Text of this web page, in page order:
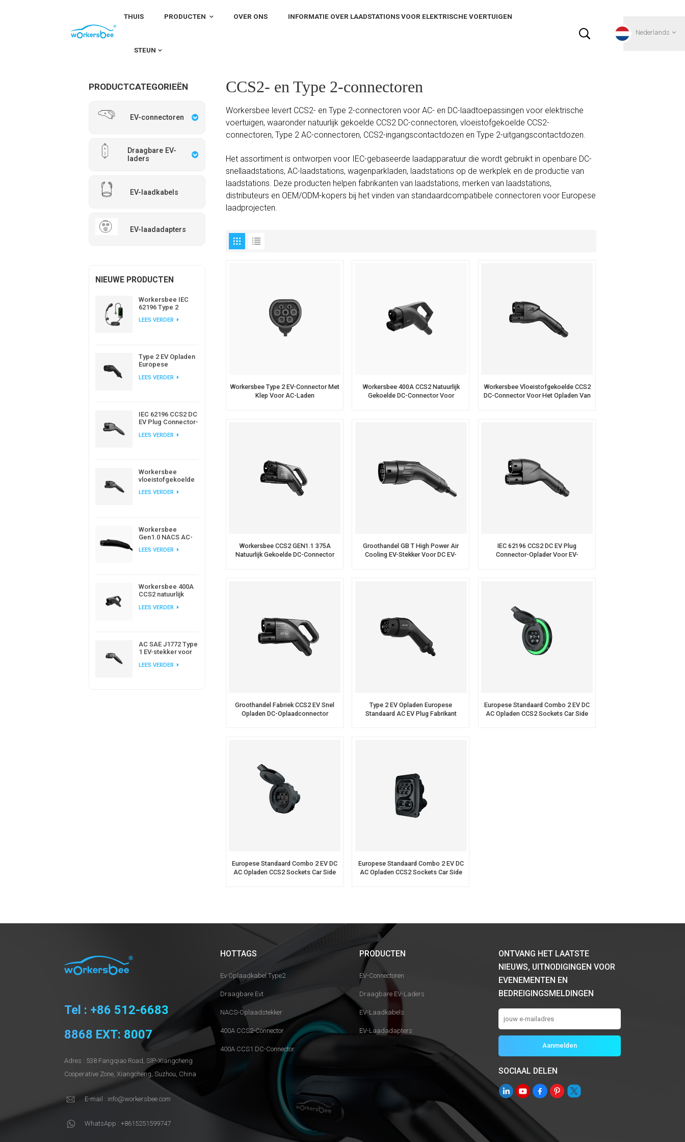
THUIS PRODUCTEN OVER ONS INFORMATIE OVER LAADSTATIONS VOOR ELEKTRISCHE VOERTUIGEN
STEUN
Nederlands
PRODUCTCATEGORIEËN
EV-connectoren
Draagbare EV-
laders
EV-laadkabels
EV-laadadapters
NIEUWE PRODUCTEN
Workersbee IEC
62196 Type 2
met regelbare
LEES VERDER
Type 2 EV Opladen
Europese
Plug Fabrikant
LEES VERDER
IEC 62196 CCS2 DC
EV Plug Connector-
laadstation
LEES VERDER
Workersbee
vloeistofgekoelde
connector voor het
hoog vermogen
LEES VERDER
Workersbee
Gen1.0 NACS AC-
EV-opladen thuis en
LEES VERDER
Workersbee 400A
CCS2 natuurlijk
connector voor
LEES VERDER
AC SAE J1772 Type
1 EV-stekker voor
elektrische auto's
LEES VERDER
CCS2- en Type 2-connectoren
Workersbee levert CCS2- en Type 2-connectoren voor AC- en DC-laadtoepassingen voor elektrische
voertuigen, waaronder natuurlijk gekoelde CCS2 DC-connectoren, vloeistofgekoelde CCS2-
connectoren, Type 2 AC-connectoren, CCS2-ingangscontactdozen en Type 2-uitgangscontactdozen.
Het assortiment is ontworpen voor IEC-gebaseerde laadapparatuur die wordt gebruikt in openbare DC-
snellaadstations, AC-laadstations, wagenparkladen, laadstations op de werkplek en de productie van
laadstations. Deze producten helpen fabrikanten van laadstations, merken van laadstations,
distributeurs en OEM/ODM-kopers bij het vinden van standaardcompatibele connectoren voor Europese
laadprojecten.
Workersbee Type 2 EV-Connector Met
Klep Voor AC-Laden
Workersbee 400A CCS2 Natuurlijk
Gekoelde DC-Connector Voor
Workersbee Vloeistofgekoelde CCS2
DC-Connector Voor Het Opladen Van
Workersbee CCS2 GEN1.1 375A
Natuurlijk Gekoelde DC-Connector
Groothandel GB T High Power Air
Cooling EV-Stekker Voor DC EV-
IEC 62196 CCS2 DC EV Plug
Connector-Oplader Voor EV-
Groothandel Fabriek CCS2 EV Snel
Opladen DC-Oplaadconnector
Type 2 EV Opladen Europese
Standaard AC EV Plug Fabrikant
Europese Standaard Combo 2 EV DC
AC Opladen CCS2 Sockets Car Side
Europese Standaard Combo 2 EV DC
AC Opladen CCS2 Sockets Car Side
Europese Standaard Combo 2 EV DC
AC Opladen CCS2 Sockets Car Side
Tel : +86 512-6683
8868 EXT: 8007
Adres : 538 Fangqiao Road, SlP-Xiangcheng
Cooperative Zone, Xiangcheng, Suzhou, China
E-mail : info@workersbee.com
WhatsApp : +8615251599747
HOTTAGS
Ev Oplaadkabel Type2
Draagbare Evt
NACS-Oplaadstekker
400A CCS2-Connector
400A CCS1 DC-Connector
PRODUCTEN
EV-Connectoren
Draagbare EV-Laders
EV-Laadkabels
EV-Laadadapters
ONTVANG HET LAATSTE
NIEUWS, UITNODIGINGEN VOOR
EVENEMENTEN EN
BEDREIGINGSMELDINGEN
SOCIAAL DELEN